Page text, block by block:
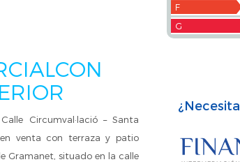
F
G
Circumval·lació – Santa
venta con terraza y patio
Gramanet, situado en la calle